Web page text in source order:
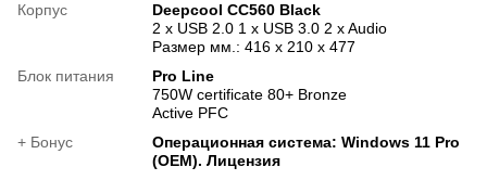
Корпус
Deepcool CC560 Black
2 x USB 2.0 1 x USB 3.0 2 x Audio
Размер мм.: 416 x 210 x 477
Блок питания
Pro Line
750W certificate 80+ Bronze
Active PFC
+ Бонус
Операционная система: Windows 11 Pro
(OEM). Лицензия